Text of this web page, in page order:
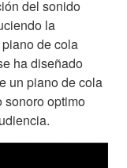
del sonido
la
de cola
ha diseñado
un piano de cola
sonoro optimo